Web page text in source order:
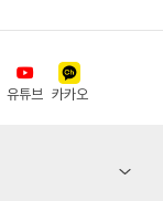
유튜브 카카오